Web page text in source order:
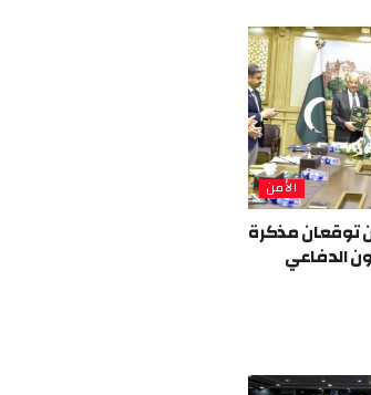
الأمن
توقعان مذكرة
الدفاعي